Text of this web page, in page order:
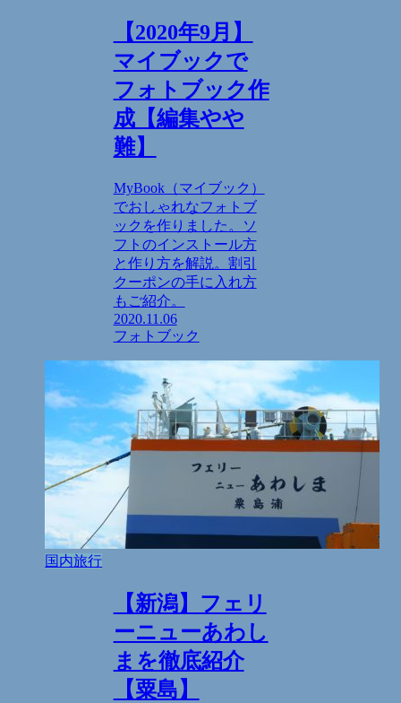
【2020年9月】
マイブックで
フォトブック作
成【編集やや
難】
MyBook（マイブック）
でおしゃれなフォトブ
ックを作りました。ソ
フトのインストール方
と作り方を解説。割引
クーポンの手に入れ方
もご紹介。
2020.11.06
フォトブック
国内旅行
【新潟】フェリ
ーニューあわし
まを徹底紹介
【粟島】